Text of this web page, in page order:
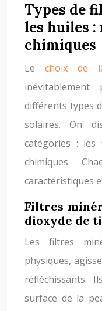
Types de
les huiles
chimiques
Le choix de
différents types
solaires. On
catégories :
chimiques.
caractéristiques
Filtres
dioxyde de
Les filtres
physiques,
réfléchissants.
surface de la